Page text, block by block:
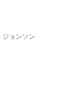
ョンソン